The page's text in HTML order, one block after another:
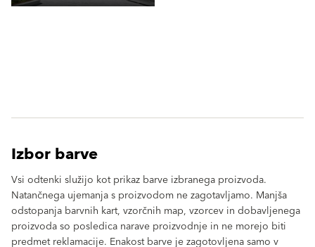
Izbor barve
Vsi odtenki služijo kot prikaz barve izbranega proizvoda.
Natančnega ujemanja s proizvodom ne zagotavljamo. Manjša
odstopanja barvnih kart, vzorčnih map, vzorcev in dobavljenega
proizvoda so posledica narave proizvodnje in ne morejo biti
predmet reklamacije. Enakost barve je zagotovljena samo v